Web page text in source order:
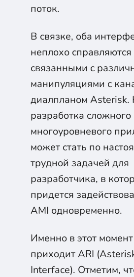
поток.
В связке, оба
неплохо
связанными с
манипуляциями с
диалпланом Asterisk.
разработка сложного
многоуровневого
может стать по
трудной задачей для
разработчика, в
придется
AMI одновременно.
Именно в этот
приходит ARI
Interface). Отметим,